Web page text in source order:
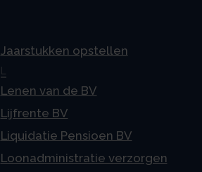
Jaarstukken opstellen
L
Lenen van de BV
Lijfrente BV
Liquidatie Pensioen BV
Loonadministratie verzorgen